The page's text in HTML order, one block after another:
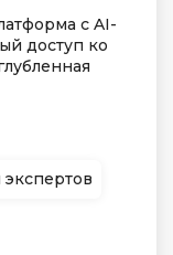
с AI-
доступ ко
экспертов